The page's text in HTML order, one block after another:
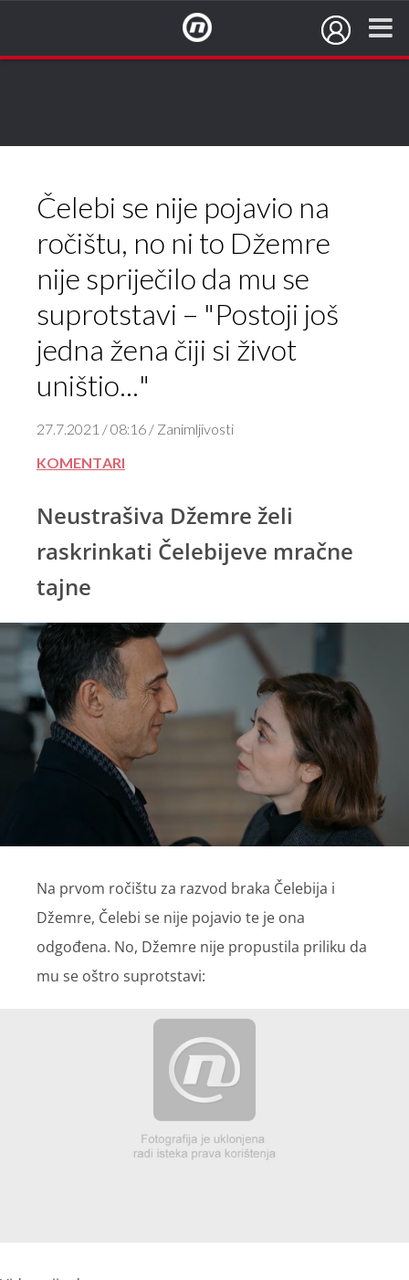
Čelebi se nije pojavio na
ročištu, no ni to Džemre
nije spriječilo da mu se
suprotstavi – "Postoji još
jedna žena čiji si život
uništio..."
27.7.2021 / 08:16 / Zanimljivosti
KOMENTARI
Neustrašiva Džemre želi
raskrinkati Čelebijeve mračne
tajne
Na prvom ročištu za razvod braka Čelebija i
Džemre, Čelebi se nije pojavio te je ona
odgođena. No, Džemre nije propustila priliku da
mu se oštro suprotstavi: